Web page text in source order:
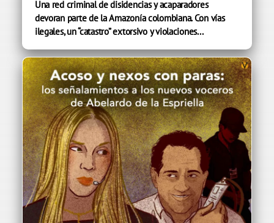
Una red criminal de disidencias y acaparadores
devoran parte de la Amazonía colombiana. Con vías
ilegales, un “catastro” extorsivo y violaciones...